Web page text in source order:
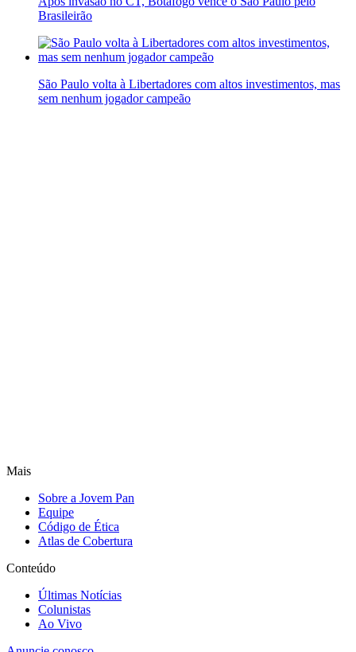
Brasileirão
São Paulo volta à Libertadores com altos investimentos, mas
sem nenhum jogador campeão
Mais
Sobre a Jovem Pan
Equipe
Código de Ética
Atlas de Cobertura
Conteúdo
Últimas Notícias
Colunistas
Ao Vivo